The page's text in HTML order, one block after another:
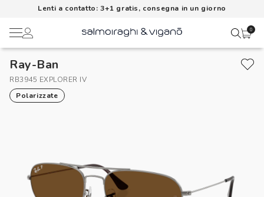
Lenti a contatto: 3+1 gratis, consegna in un giorno
0
Lenti a contatto
AI Glasses
Il mio profilo
Metodi di pagamento
Ray-Ban
RB3945 EXPLORER IV
Polarizzate